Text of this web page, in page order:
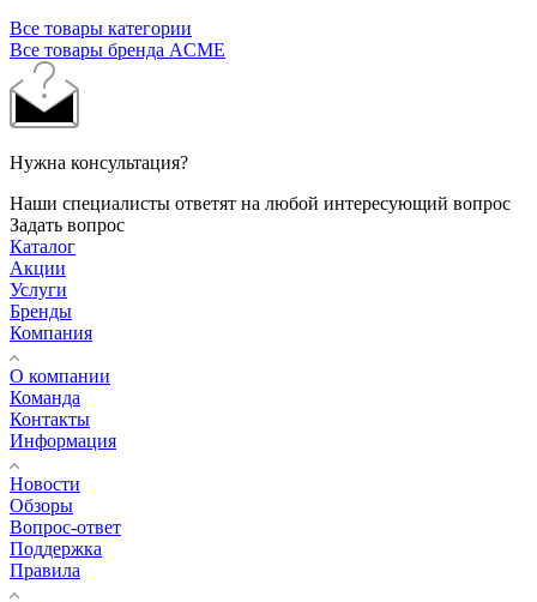
Все товары категории
Все товары бренда ACME
Нужна консультация?
Наши специалисты ответят на любой интересующий вопрос
Задать вопрос
Каталог
Акции
Услуги
Бренды
Компания
О компании
Команда
Контакты
Информация
Новости
Обзоры
Вопрос-ответ
Поддержка
Правила